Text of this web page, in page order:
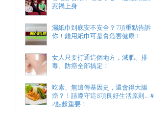
惹禍上身
濕紙巾到底安不安全？7項重點告訴
你！錯用紙巾可是會危害健康！
女人只要打通這個地方，減肥、排
毒、防癌全部搞定！
吃素、無遺傳基因史，還會得大腸
癌？！請遵守這8項良好生活原則...＃
2點超重要！